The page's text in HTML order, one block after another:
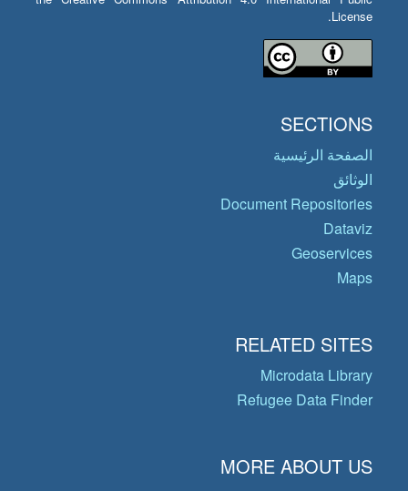
License.
SECTIONS
الصفحة الرئيسية
الوثائق
Document Repositories
Dataviz
Geoservices
Maps
RELATED SITES
Microdata Library
Refugee Data Finder
MORE ABOUT US